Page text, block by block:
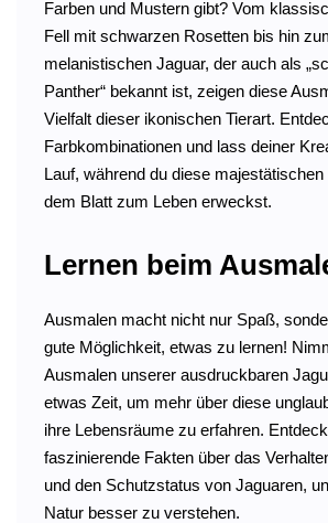
Farben und Mustern gibt? Vom
Fell mit schwarzen Rosetten bis hin
melanistischen Jaguar, der auch als
Panther“ bekannt ist, zeigen diese
Vielfalt dieser ikonischen Tierart.
Farbkombinationen und lass deiner
Lauf, während du diese
dem Blatt zum Leben erweckst.
Lernen beim
Ausmalen macht nicht nur Spaß,
gute Möglichkeit, etwas zu lernen!
Ausmalen unserer ausdruckbaren
etwas Zeit, um mehr über diese
ihre Lebensräume zu erfahren.
faszinierende Fakten über das
und den Schutzstatus von Jaguaren,
Natur besser zu verstehen.